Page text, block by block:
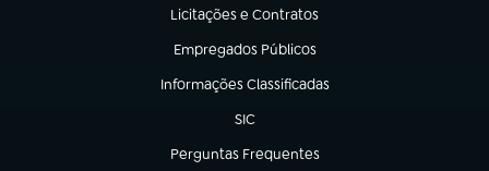
Licitações e Contratos
(abre em nova aba)
Empregados Públicos
(abre em nova aba)
Informações Classificadas
(abre em nova aba)
SIC
(abre em nova aba)
Perguntas Frequentes
(abre em nova aba)